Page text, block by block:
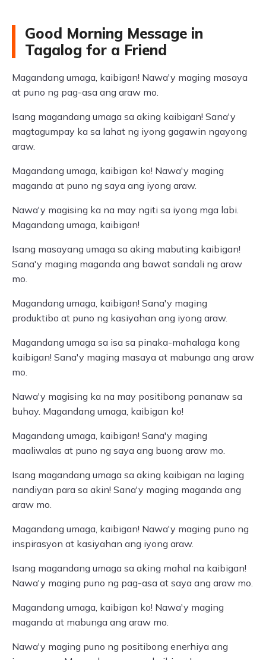
Good Morning Message in
Tagalog for a Friend
Magandang umaga, kaibigan! Nawa'y maging masaya
at puno ng pag-asa ang araw mo.
Isang magandang umaga sa aking kaibigan! Sana'y
magtagumpay ka sa lahat ng iyong gagawin ngayong
araw.
Magandang umaga, kaibigan ko! Nawa'y maging
maganda at puno ng saya ang iyong araw.
Nawa'y magising ka na may ngiti sa iyong mga labi.
Magandang umaga, kaibigan!
Isang masayang umaga sa aking mabuting kaibigan!
Sana'y maging maganda ang bawat sandali ng araw
mo.
Magandang umaga, kaibigan! Sana'y maging
produktibo at puno ng kasiyahan ang iyong araw.
Magandang umaga sa isa sa pinaka-mahalaga kong
kaibigan! Sana'y maging masaya at mabunga ang araw
mo.
Nawa'y magising ka na may positibong pananaw sa
buhay. Magandang umaga, kaibigan ko!
Magandang umaga, kaibigan! Sana'y maging
maaliwalas at puno ng saya ang buong araw mo.
Isang magandang umaga sa aking kaibigan na laging
nandiyan para sa akin! Sana'y maging maganda ang
araw mo.
Magandang umaga, kaibigan! Nawa'y maging puno ng
inspirasyon at kasiyahan ang iyong araw.
Isang magandang umaga sa aking mahal na kaibigan!
Nawa'y maging puno ng pag-asa at saya ang araw mo.
Magandang umaga, kaibigan ko! Nawa'y maging
maganda at mabunga ang araw mo.
Nawa'y maging puno ng positibong enerhiya ang